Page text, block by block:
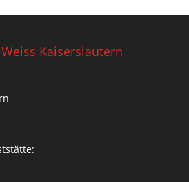
Kaiserslautern